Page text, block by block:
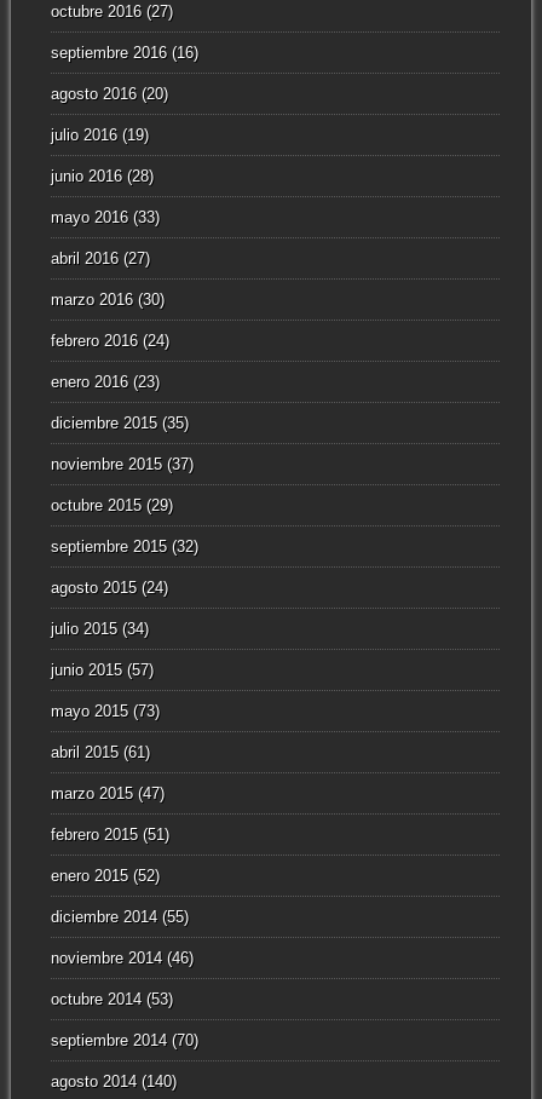
octubre 2016(27)
septiembre 2016(16)
agosto 2016(20)
julio 2016(19)
junio 2016(28)
mayo 2016(33)
abril 2016(27)
marzo 2016(30)
febrero 2016(24)
enero 2016(23)
diciembre 2015(35)
noviembre 2015(37)
octubre 2015(29)
septiembre 2015(32)
agosto 2015(24)
julio 2015(34)
junio 2015(57)
mayo 2015(73)
abril 2015(61)
marzo 2015(47)
febrero 2015(51)
enero 2015(52)
diciembre 2014(55)
noviembre 2014(46)
octubre 2014(53)
septiembre 2014(70)
agosto 2014(140)